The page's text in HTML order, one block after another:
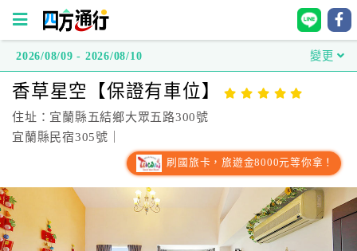
方
通
行
2026/08/09 - 2026/08/10 變更
香草星空【保證有車位】
住址：宜蘭縣五結鄉大眾五路300號
宜蘭縣民宿305號｜
刷國旅卡，旅遊金8000元等你拿！